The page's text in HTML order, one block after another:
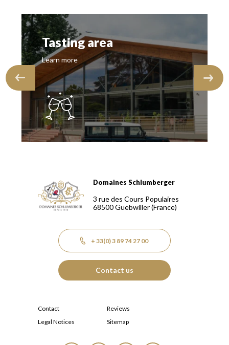
Tasting area
Learn more
Domaines Schlumberger Vignerons 100% récoltants
Domaines Schlumberger
3 rue des Cours Populaires
68500Guebwiller(France)
+ 33(0) 3 89 74 27 00
Contact us
Contact
Reviews
Legal Notices
Sitemap